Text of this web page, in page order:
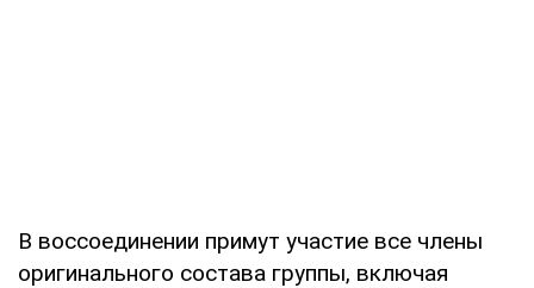
В воссоединении примут участие все члены
оригинального состава группы, включая